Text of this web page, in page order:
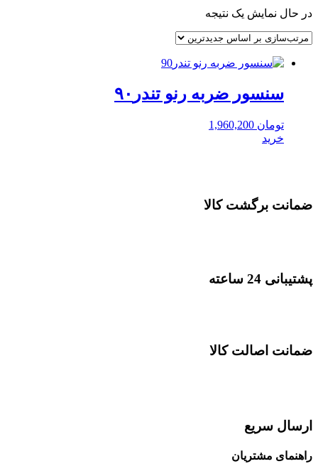
در حال نمایش یک نتیجه
سنسور ضربه رنو تندر۹۰
تومان
خرید
ضمانت برگشت کالا
پشتیبانی 24 ساعته
ضمانت اصالت کالا
ارسال سریع
راهنمای مشتریان